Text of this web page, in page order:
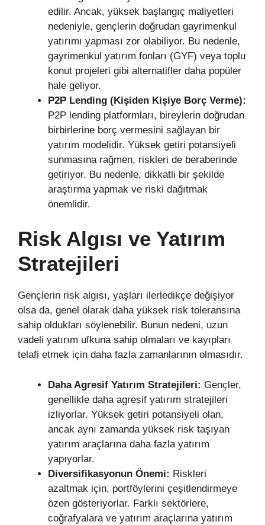
edilir. Ancak, yüksek başlangıç maliyetleri
nedeniyle, gençlerin doğrudan gayrimenkul
yatırımı yapması zor olabiliyor. Bu nedenle,
gayrimenkul yatırım fonları (GYF) veya toplu
konut projeleri gibi alternatifler daha popüler
hale geliyor.
P2P Lending (Kişiden Kişiye Borç Verme):
P2P lending platformları, bireylerin doğrudan
birbirlerine borç vermesini sağlayan bir
yatırım modelidir. Yüksek getiri potansiyeli
sunmasına rağmen, riskleri de beraberinde
getiriyor. Bu nedenle, dikkatli bir şekilde
araştırma yapmak ve riski dağıtmak
önemlidir.
Risk Algısı ve Yatırım
Stratejileri
Gençlerin risk algısı, yaşları ilerledikçe değişiyor
olsa da, genel olarak daha yüksek risk toleransına
sahip oldukları söylenebilir. Bunun nedeni, uzun
vadeli yatırım ufkuna sahip olmaları ve kayıpları
telafi etmek için daha fazla zamanlarının olmasıdır.
Daha Agresif Yatırım Stratejileri: Gençler,
genellikle daha agresif yatırım stratejileri
izliyorlar. Yüksek getiri potansiyeli olan,
ancak aynı zamanda yüksek risk taşıyan
yatırım araçlarına daha fazla yatırım
yapıyorlar.
Diversifikasyonun Önemi: Riskleri
azaltmak için, portföylerini çeşitlendirmeye
özen gösteriyorlar. Farklı sektörlere,
coğrafyalara ve yatırım araçlarına yatırım